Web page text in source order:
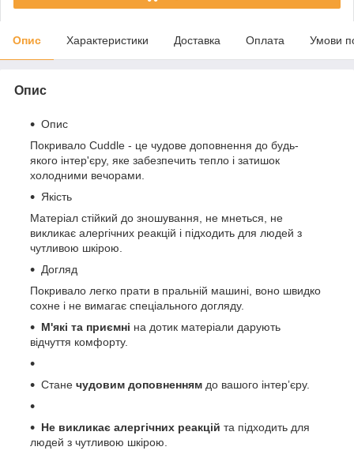
Опис Характеристики Доставка Оплата Умови
Опис
Опис
Покривало Cuddle - це чудове доповнення до будь-
якого інтер'єру, яке забезпечить тепло і затишок
холодними вечорами.
Якість
Матеріал стійкий до зношування, не мнеться, не
викликає алергічних реакцій і підходить для людей з
чутливою шкірою.
Догляд
Покривало легко прати в пральній машині, воно швидко
сохне і не вимагає спеціального догляду.
М'які та приємні на дотик матеріали дарують
відчуття комфорту.
Стане чудовим доповненням до вашого інтерʼєру.
Не викликає алергічних реакцій та підходить для
людей з чутливою шкірою.